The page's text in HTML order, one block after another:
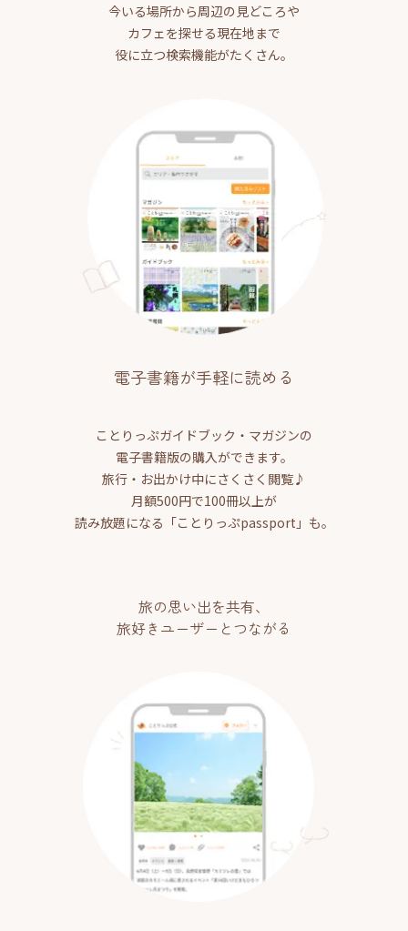
今いる場所から周辺の見どころや
カフェを探せる現在地まで
役に立つ検索機能がたくさん。
電子書籍が手軽に読める
ことりっぷガイドブック・マガジンの
電子書籍版の購入ができます。
旅行・お出かけ中にさくさく閲覧♪
月額500円で100冊以上が
読み放題になる「ことりっぷpassport」も。
旅の思い出を共有、
旅好きユーザーとつながる